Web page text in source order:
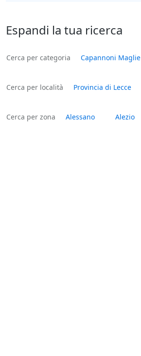
Espandi la tua ricerca
Cerca per categoria Capannoni Maglie
Cerca per località Provincia di Lecce
Cerca per zona Alessano Alezio